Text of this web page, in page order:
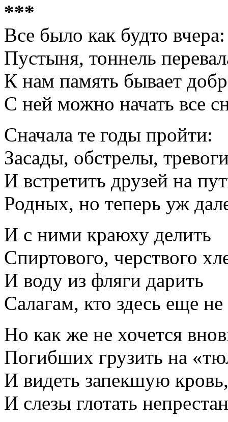
***
Все было как будто вчера:
Пустыня, тоннель
К нам память бывает
С ней можно начать все
Сначала те годы пройти:
Засады, обстрелы,
И встретить друзей на
Родных, но теперь уж
И с ними краюху делить
Спиртового, черствого
И воду из фляги дарить
Салагам, кто здесь еще
Но как же не хочется
Погибших грузить на
И видеть запекшую кровь,
И слезы глотать